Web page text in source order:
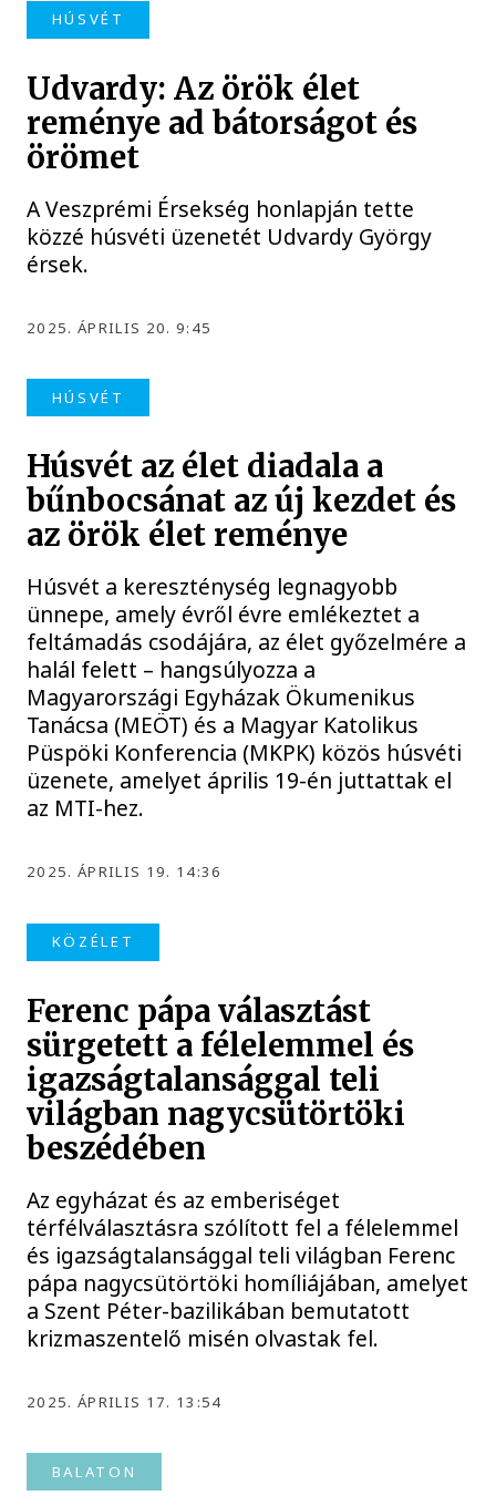
HÚSVÉT
Udvardy: Az örök élet
reménye ad bátorságot és
örömet
A Veszprémi Érsekség honlapján tette
közzé húsvéti üzenetét Udvardy György
érsek.
2025. ÁPRILIS 20. 9:45
HÚSVÉT
Húsvét az élet diadala a
bűnbocsánat az új kezdet és
az örök élet reménye
Húsvét a kereszténység legnagyobb
ünnepe, amely évről évre emlékeztet a
feltámadás csodájára, az élet győzelmére a
halál felett – hangsúlyozza a
Magyarországi Egyházak Ökumenikus
Tanácsa (MEÖT) és a Magyar Katolikus
Püspöki Konferencia (MKPK) közös húsvéti
üzenete, amelyet április 19-én juttattak el
az MTI-hez.
2025. ÁPRILIS 19. 14:36
KÖZÉLET
Ferenc pápa választást
sürgetett a félelemmel és
igazságtalansággal teli
világban nagycsütörtöki
beszédében
Az egyházat és az emberiséget
térfélválasztásra szólított fel a félelemmel
és igazságtalansággal teli világban Ferenc
pápa nagycsütörtöki homíliájában, amelyet
a Szent Péter-bazilikában bemutatott
krizmaszentelő misén olvastak fel.
2025. ÁPRILIS 17. 13:54
BALATON